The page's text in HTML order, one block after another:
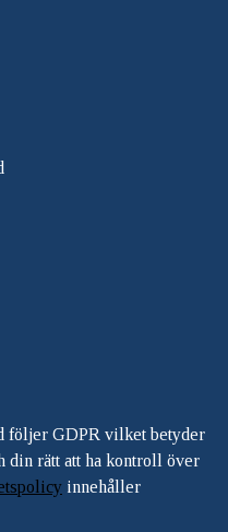
GDPR vilket betyder
din rätt att ha kontroll över
innehåller